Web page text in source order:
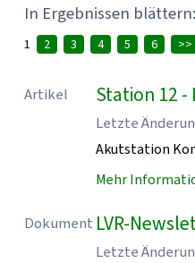
In Ergebnissen blättern:
1 2 3 4 5 6 >>
Artikel Station 12 -
Letzte
Akutstation
Mehr
Dokument LVR-
Letzte